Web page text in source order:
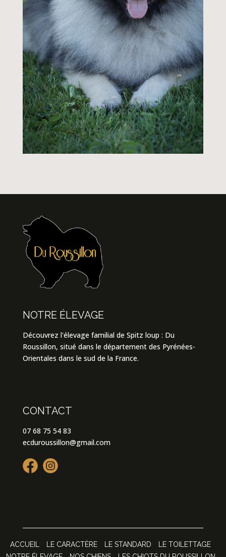
NOTRE ÉLEVAGE
Découvrez l'élevage familial de Spitz loup : Du
Roussillon, situé dans le département des Pyrénées-
Orientales dans le sud de la France.
CONTACT
07 68 75 54 83
ecduroussillon@gmail.com
ACCUEIL LE CARACTÈRE LE STANDARD
LE TOILETTAGE